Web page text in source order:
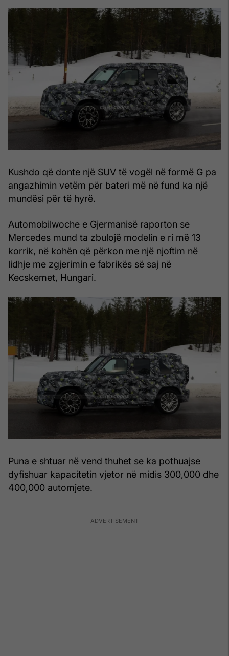
Kushdo që donte një SUV të vogël në formë G pa
angazhimin vetëm për bateri më në fund ka një
mundësi për të hyrë.
Automobilwoche e Gjermanisë raporton se
Mercedes mund ta zbulojë modelin e ri më 13
korrik, në kohën që përkon me një njoftim në
lidhje me zgjerimin e fabrikës së saj në
Kecskemet, Hungari.
Puna e shtuar në vend thuhet se ka pothuajse
dyfishuar kapacitetin vjetor në midis 300,000 dhe
400,000 automjete.